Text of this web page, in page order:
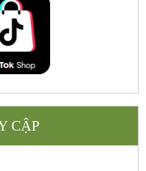
CẬP